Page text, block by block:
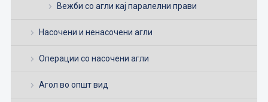
Вежби со агли кај паралелни прави
Насочени и ненасочени агли
Операции со насочени агли
Агол во општ вид